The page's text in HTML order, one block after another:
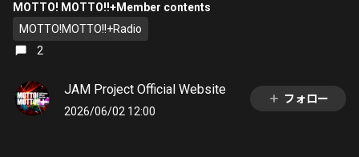
MOTTO! MOTTO!!+Member contents
MOTTO!MOTTO!!+Radio
2
JAM Project Official Website
2026/06/02 12:00
フォロー